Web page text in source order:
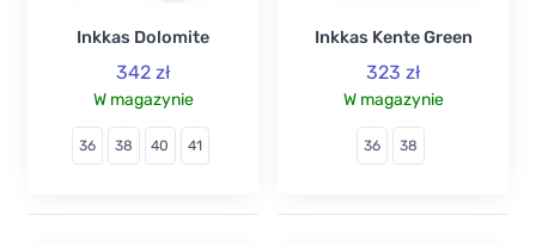
Inkkas Dolomite
342 zł
W magazynie
36 38 40 41
Inkkas Kente Green
323 zł
W magazynie
36 38